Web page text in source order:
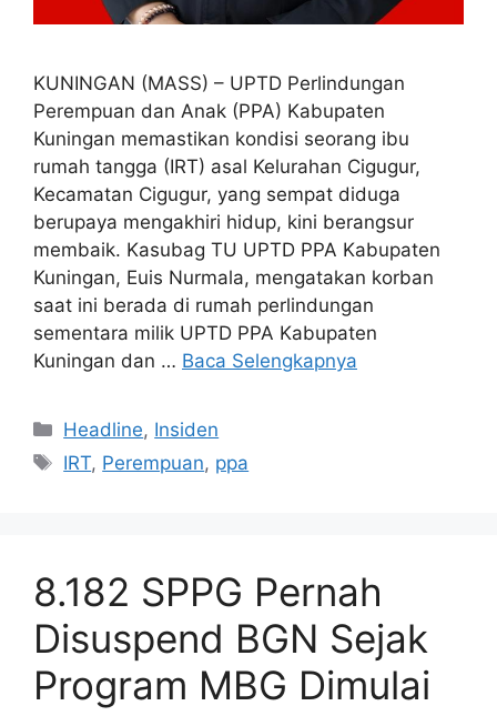
KUNINGAN (MASS) – UPTD Perlindungan
Perempuan dan Anak (PPA) Kabupaten
Kuningan memastikan kondisi seorang ibu
rumah tangga (IRT) asal Kelurahan Cigugur,
Kecamatan Cigugur, yang sempat diduga
berupaya mengakhiri hidup, kini berangsur
membaik. Kasubag TU UPTD PPA Kabupaten
Kuningan, Euis Nurmala, mengatakan korban
saat ini berada di rumah perlindungan
sementara milik UPTD PPA Kabupaten
Kuningan dan … Baca Selengkapnya
Kategori
Headline, Insiden
Tag
IRT, Perempuan, ppa
8.182 SPPG Pernah
Disuspend BGN Sejak
Program MBG Dimulai